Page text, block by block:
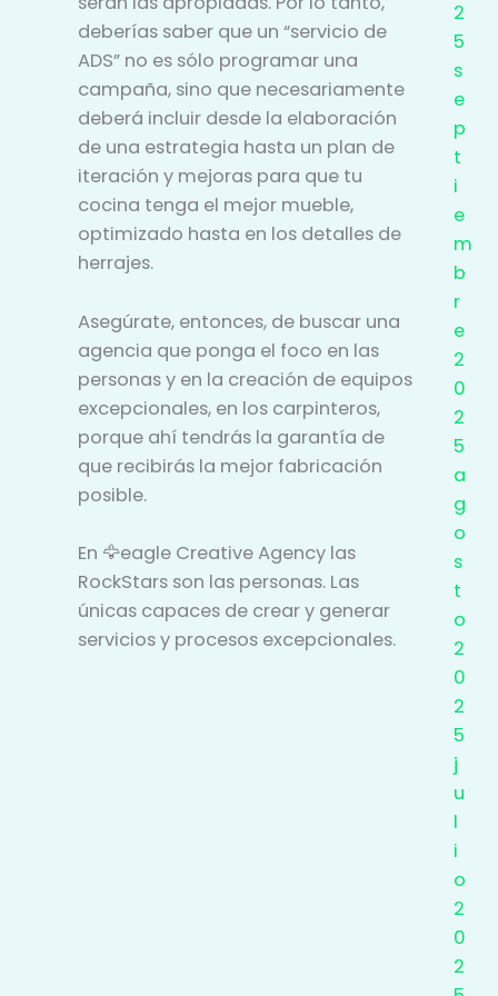
deberías saber que un “servicio de
ADS” no es sólo programar una
campaña, sino que necesariamente
deberá incluir desde la elaboración
de una estrategia hasta un plan de
iteración y mejoras para que tu
cocina tenga el mejor mueble,
optimizado hasta en los detalles de
herrajes.
Asegúrate, entonces, de buscar una
agencia que ponga el foco en las
personas y en la creación de equipos
excepcionales, en los carpinteros,
porque ahí tendrás la garantía de
que recibirás la mejor fabricación
posible.
En 🦅eagle Creative Agency las
RockStars son las personas. Las
únicas capaces de crear y generar
servicios y procesos excepcionales.
2
5
s
e
p
t
i
e
m
b
r
e
2
0
2
5
a
g
o
s
t
o
2
0
2
5
j
u
l
i
o
2
0
2